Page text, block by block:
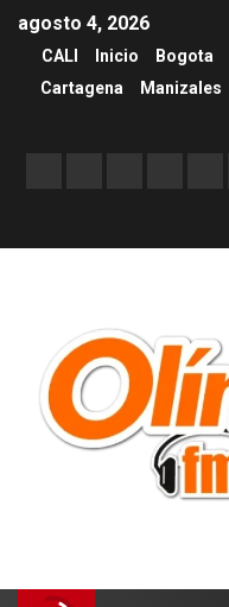
agosto 4, 2026
CALI Inicio Bogota
Cartagena
Manizales